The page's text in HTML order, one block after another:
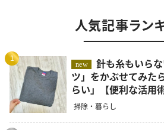
人気記事ラン
1
new
針も糸もいらない。「着ないTシャ
ツ」をかぶせてみた
らい」【便利な活用術
掃除・暮らし